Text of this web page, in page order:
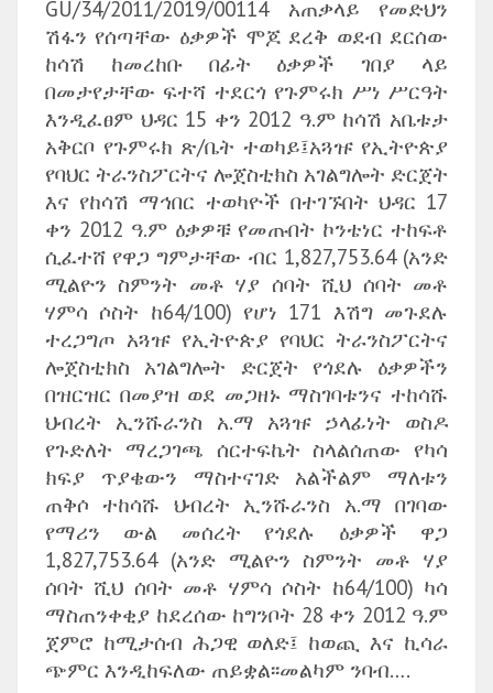
GU/34/2011/2019/00114 አጠቃላይ የመድህን
ሽፋን የሰጣቸው ዕቃዎች ሞጆ ደረቅ ወደብ ደርሰው
ከሳሽ ከመረከቡ በፊት ዕቃዎች ገበያ ላይ
በመታየታቸው ፍተሻ ተደርጎ የጉምሩክ ሥነ ሥርዓት
እንዲፈፀም ህዳር 15 ቀን 2012 ዓ.ም ከሳሽ አቤቱታ
አቅርቦ የጉምሩክ ጽ/ቤት ተወካይ፤አጓዡ የኢትዮጵያ
የባህር ትራንስፖርትና ሎጀስቲክስ አገልግሎት ድርጀት
እና የከሳሽ ማኅበር ተወካዮች በተገኙበት ህዳር 17
ቀን 2012 ዓ.ም ዕቃዎቹ የመጡበት ኮንቴነር ተከፍቶ
ሲፈተሸ የዋጋ ግምታቸው ብር 1,827,753.64 (አንድ
ሚልዮን ስምንት መቶ ሃያ ሰባት ሺህ ሰባት መቶ
ሃምሳ ሶስት ከ64/100) የሆነ 171 እሽግ መጉደሉ
ተረጋግጦ አጓዡ የኢትዮጵያ የባህር ትራንስፖርትና
ሎጀስቲክስ አገልግሎት ድርጀት የጎደሉ ዕቃዎችን
በዝርዝር በመያዝ ወደ መጋዘኑ ማስገባቱንና ተከሳሹ
ህብረት ኢንሹራንስ አ.ማ አጓዡ ኃላፊነት ወስዶ
የጉድለት ማረጋገጫ ሰርተፍኬት ስላልሰጠው የካሳ
ክፍያ ጥያቄውን ማስተናገድ አልችልም ማለቱን
ጠቅሶ ተከሳሹ ህብረት ኢንሹራንስ አ.ማ በገባው
የማሪን ውል መሰረት የጎደሉ ዕቃዎች ዋጋ
1,827,753.64 (አንድ ሚልዮን ስምንት መቶ ሃያ
ሰባት ሺህ ሰባት መቶ ሃምሳ ሶስት ከ64/100) ካሳ
ማስጠንቀቂያ ከደረሰው ከግንቦት 28 ቀን 2012 ዓ.ም
ጀምሮ ከሚታሰብ ሕጋዊ ወለድ፤ ከወጪ እና ኪሳራ
ጭምር እንዲከፍለው ጠይቋል፡፡መልካም ንባብ….